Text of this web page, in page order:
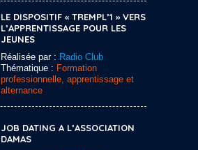
LE DISPOSITIF « TREMPL’1 » VERS
L’APPRENTISSAGE POUR LES
JEUNES
Réalisée par : Radio Club
Thématique : Formation
professionnelle, apprentissage et
alternance
JOB DATING A L’ASSOCIATION
DAMAS